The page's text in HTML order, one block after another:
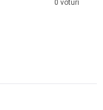
0 voturi